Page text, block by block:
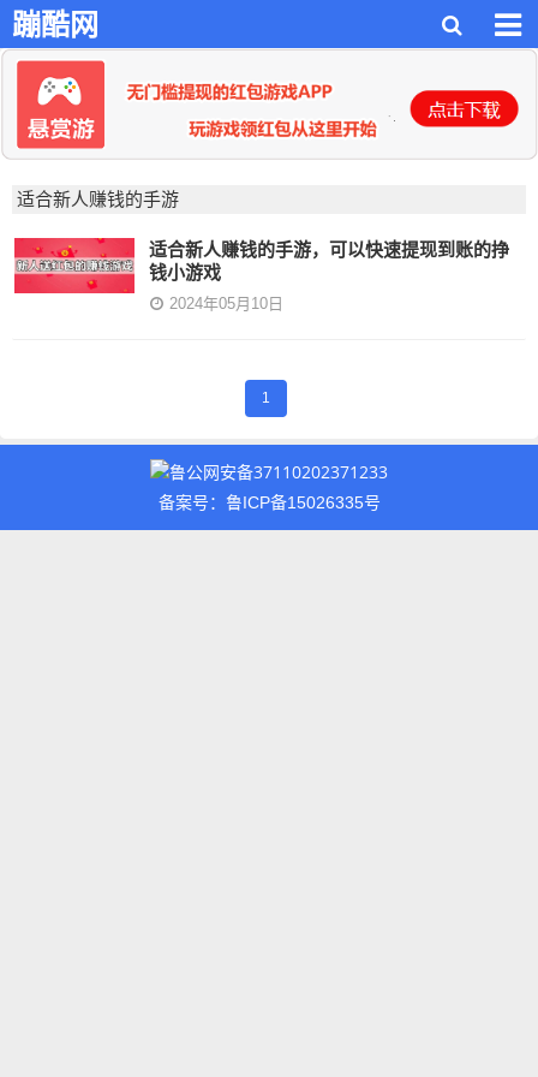
蹦酷网
适合新人赚钱的手游
适合新人赚钱的手游，可以快速提现到账的挣
钱小游戏
2024年05月10日
1
鲁公网安备37110202371233
备案号：鲁ICP备15026335号